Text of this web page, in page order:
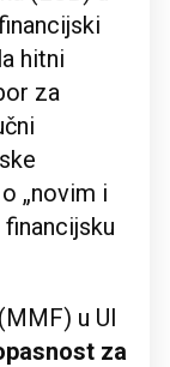
hitni
za
„novim i
u UI
za